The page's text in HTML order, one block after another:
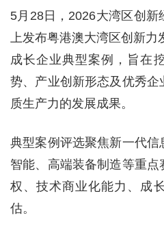
5月28日，2026大湾区创
上发布粤港澳大湾区创新力
成长企业典型案例，旨在
势、产业创新形态及优秀
质生产力的发展成果。
典型案例评选聚焦新一代
智能、高端装备制造等重
权、技术商业化能力、成
估。